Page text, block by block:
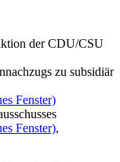
der CDU/CSU
zu subsidiär
Fenster)
Fenster),